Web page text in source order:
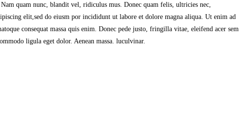
quam nunc, blandit vel, ridiculus mus. Donec quam felis, ultricies nec,
elit,sed do eiusm por incididunt ut labore et dolore magna aliqua. Ut enim ad
consequat massa quis enim. Donec pede justo, fringilla vitae, eleifend acer sem
ligula eget dolor. Aenean massa. luculvinar.